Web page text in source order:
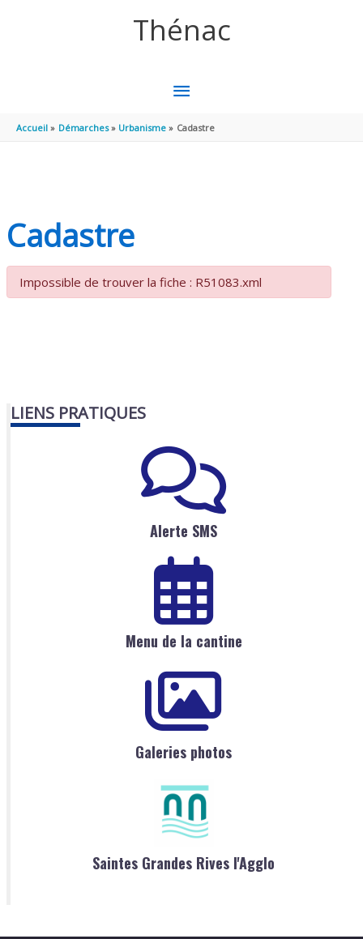
Thénac
MENU
PRINCIPAL
Accueil Démarches Urbanisme Cadastre
Cadastre
Impossible de trouver la fiche : R51083.xml
LIENS PRATIQUES
Alerte SMS
Menu de la cantine
Galeries photos
Saintes Grandes Rives l'Agglo